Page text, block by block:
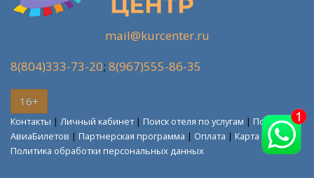
mail@kurcenter.ru
8(804)333-73-20; 8(967)555-86-35
16+
Контакты | Личный кабинет| Поиск отеля по услугам | Поиск
АвиаБилетов | Партнерская программа | Оплата | Карта сайта
Политика обработки персональных данных